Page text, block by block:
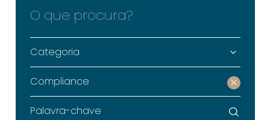
O que procura?
Categoria
Compliance